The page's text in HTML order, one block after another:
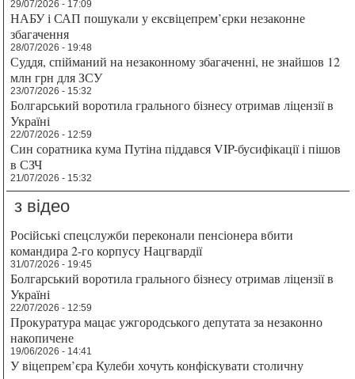
29/07/2026 - 17:09
НАБУ і САП пошукали у ексвіцепрем’єрки незаконне
збагачення
28/07/2026 - 19:48
Суддя, спійманий на незаконному збагаченні, не знайшов 12
млн грн для ЗСУ
23/07/2026 - 15:32
Болгарський воротила грального бізнесу отримав ліцензії в
Україні
22/07/2026 - 12:59
Син соратника кума Путіна піддався VIP-бусифікації і пішов
в СЗЧ
21/07/2026 - 15:32
з відео
Російські спецслужби переконали пенсіонера вбити
командира 2-го корпусу Нацгвардії
31/07/2026 - 19:45
Болгарський воротила грального бізнесу отримав ліцензії в
Україні
22/07/2026 - 12:59
Прокуратура мацає ужгородського депутата за незаконно
накопичене
19/06/2026 - 14:41
У віцепрем’єра Кулеби хочуть конфіскувати столичну